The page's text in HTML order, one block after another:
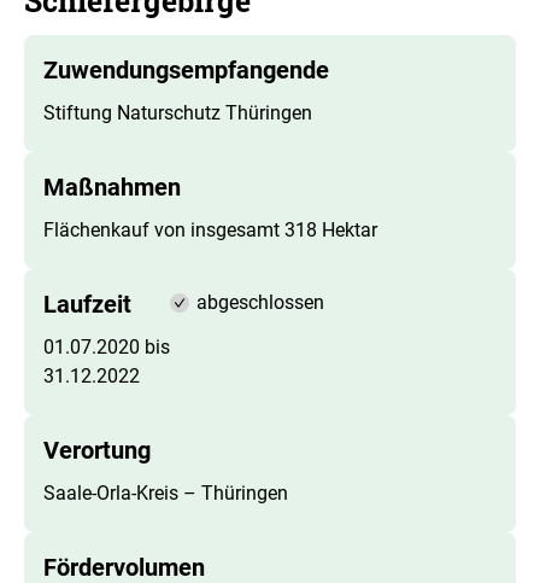
Zuwendungsempfangende
Stiftung Naturschutz Thüringen
Maßnahmen
Flächenkauf von insgesamt 318 Hektar
Laufzeit
abgeschlossen
01.07.2020 bis
31.12.2022
Verortung
Saale-Orla-Kreis – Thüringen
Fördervolumen